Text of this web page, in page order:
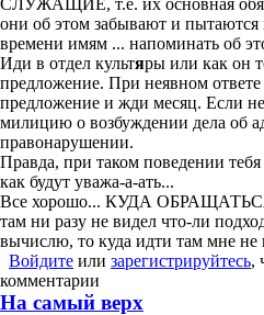
СЛУЖАЩИЕ, т.е. их основная
они об этом забывают и
времени имям ... напоминать об
Иди в отдел культяры или как он
предложение. При неявном
предложение и жди месяц. Если
милицию о возбуждении дела об
правонарушении.
Правда, при таком поведении
как будут уважа-а-ать...
Все хорошо... КУДА
там ни разу не видел что-ли
вычислю, то куда идти там мне не
Войдите или зарегистрируйтесь,
комментарии
На самый верх